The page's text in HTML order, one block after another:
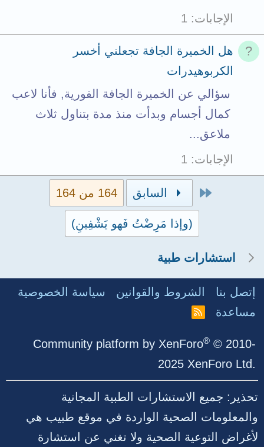
الإجابات
1
هل الخميرة الجافة تجعلني أخسر
الكربوهيدرات
سؤالي عن الخميرة الجافة الفورية, فأنا لاعب
كمال أجسام وبدأت منذ مدة بتناول ثلاث
ملاعق...
الإجابات
1
الأول السابق 164 من 164
(وإذا مَرِضْتُ فَهو يَشْفِينِ)
استشارات طبية
إتصل بنا الشروط والقوانين
سياسة الخصوصية
مساعدة
R
Community platform by XenForo® © 2010-
2025 XenForo Ltd.
تحذير: جميع الاستشارات الطبية المجانية
والمعلومات الصحية الواردة في موقع طبيب هي
لأغراض التوعية الصحية ولا تغني عن استشارة